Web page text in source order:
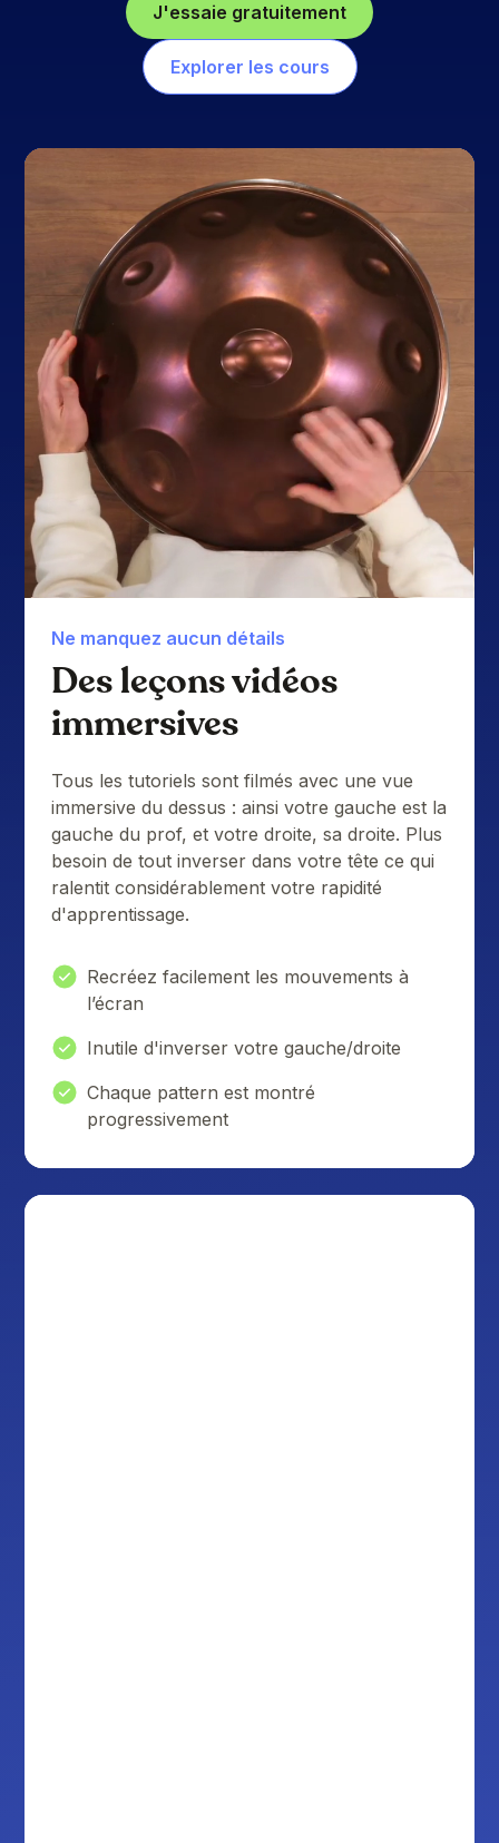
J'essaie gratuitement
Explorer les cours
Ne manquez aucun détails
Des leçons vidéos
immersives
Tous les tutoriels sont filmés avec une vue
immersive du dessus : ainsi votre gauche est la
gauche du prof, et votre droite, sa droite. Plus
besoin de tout inverser dans votre tête ce qui
ralentit considérablement votre rapidité
d'apprentissage.
Recréez facilement les mouvements à
l’écran
Inutile d'inverser votre gauche/droite
Chaque pattern est montré
progressivement